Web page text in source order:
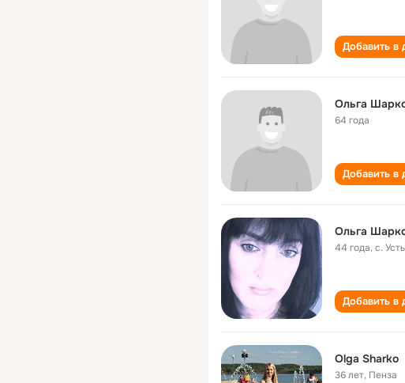
Добавить в
Ольга
64 года
Добавить в
Ольга
44 года,с.
Добавить в
Olga Sharko
36 лет, Пенза